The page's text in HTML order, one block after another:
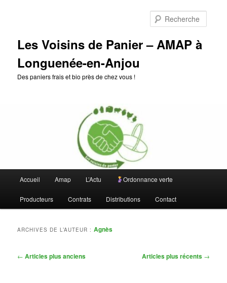
Les Voisins de Panier – AMAP à
Longuenée-en-Anjou
Des paniers frais et bio près de chez vous !
principal
Accueil Amap L’Actu Ordonnance verte
Producteurs Contrats Distributions Contact
ARCHIVES DE L’AUTEUR :Agnès
Navigation
← Articles plus anciens Articles plus récents →